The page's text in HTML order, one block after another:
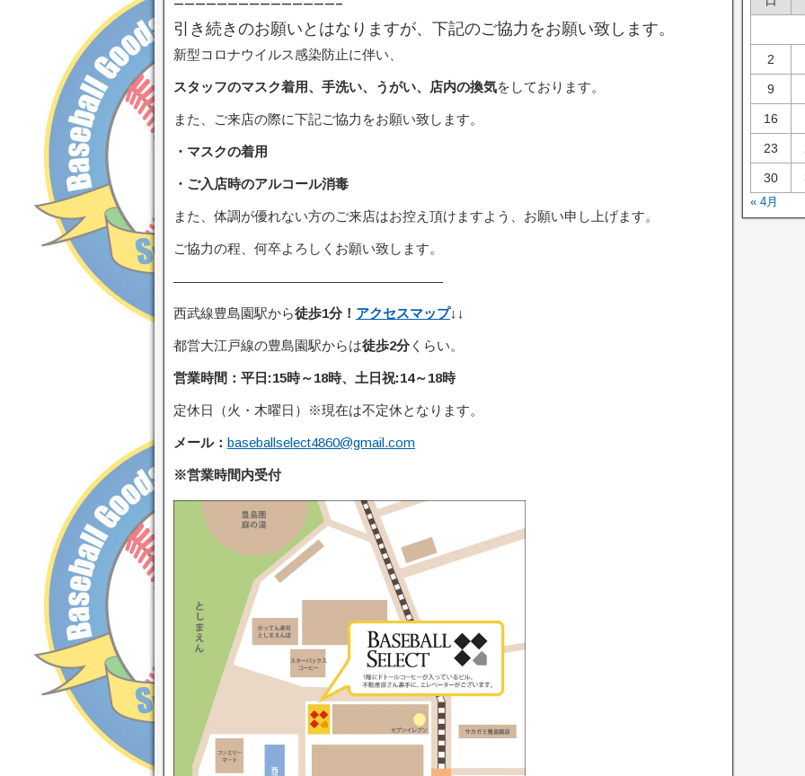
———————————————–
引き続きのお願いとはなりますが、下記のご協力をお願い致します。
新型コロナウイルス感染防止に伴い、
スタッフのマスク着用、手洗い、うがい、店内の換気をしております。
また、ご来店の際に下記ご協力をお願い致します。
・マスクの着用
・ご入店時のアルコール消毒
また、体調が優れない方のご来店はお控え頂けますよう、お願い申し上げます。
ご協力の程、何卒よろしくお願い致します。
————————————————————
西武線豊島園駅から徒歩1分！ アクセスマップ↓↓
都営大江戸線の豊島園駅からは徒歩2分くらい。
営業時間： 平日:15時～18時、土日祝:14～18時
定休日（火・木曜日）※現在は不定休となります。
メール： baseballselect4860@gmail.com
※営業時間内受付
2
9
16
23
30
« 4月